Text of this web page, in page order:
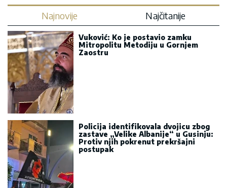
Najnovije Najčitanije
Vuković: Ko je postavio zamku
Mitropolitu Metodiju u Gornjem
Zaostru
Policija identifikovala dvojicu zbog
zastave „Velike Albanije“ u Gusinju:
Protiv njih pokrenut prekršajni
postupak